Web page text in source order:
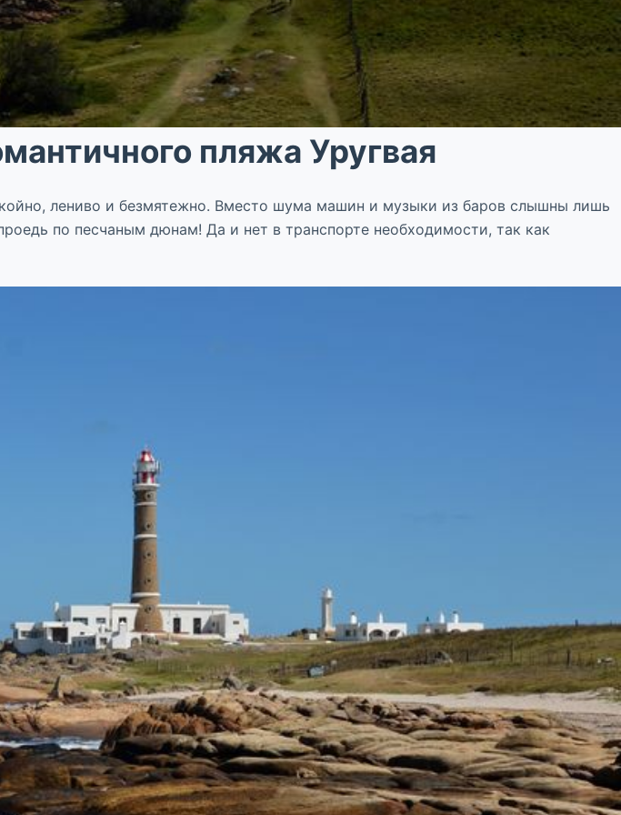
пляжа Уругвая
лениво и безмятежно. Вместо шума машин и музыки из баров слышны лишь
по песчаным дюнам! Да и нет в транспорте необходимости, так как